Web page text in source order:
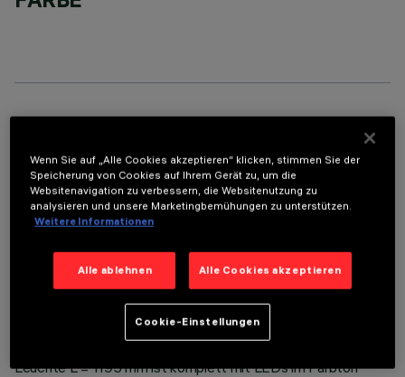
TECHNISCHE DATEN
LETZTES UPDATE: 06.08.2026
Leuchte L = 1195 mm ist komplett mit LEDs im Farbton
Wenn Sie auf „Alle Cookies akzeptieren“ klicken, stimmen Sie der
Speicherung von Cookies auf Ihrem Gerät zu, um die
Websitenavigation zu verbessern, die Websitenutzung zu
analysieren und unsere Marketingbemühungen zu unterstützen.
Weitere Informationen
Alle ablehnen Alle Cookies akzeptieren
Cookie-Einstellungen